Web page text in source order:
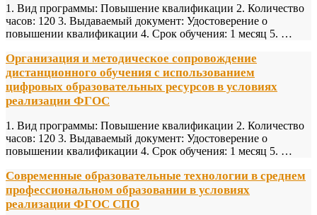
1. Вид программы: Повышение квалификации 2. Количество
часов: 120 3. Выдаваемый документ: Удостоверение о
повышении квалификации 4. Срок обучения: 1 месяц 5. …
Организация и методическое сопровождение
дистанционного обучения с использованием
цифровых образовательных ресурсов в условиях
реализации ФГОС
1. Вид программы: Повышение квалификации 2. Количество
часов: 120 3. Выдаваемый документ: Удостоверение о
повышении квалификации 4. Срок обучения: 1 месяц 5. …
Современные образовательные технологии в среднем
профессиональном образовании в условиях
реализации ФГОС СПО